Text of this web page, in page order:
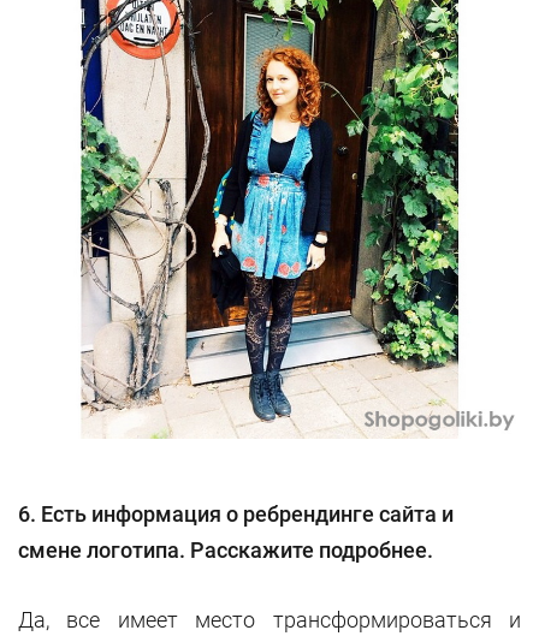
6. Есть информация о ребрендинге сайта и
смене логотипа. Расскажите подробнее.
Да, все имеет место трансформироваться и